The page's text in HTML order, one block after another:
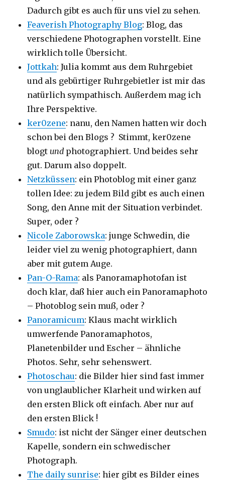
Dadurch gibt es auch für uns viel zu sehen.
Feaverish Photography Blog: Blog, das
verschiedene Photographen vorstellt. Eine
wirklich tolle Übersicht.
Jottkah: Julia kommt aus dem Ruhrgebiet
und als gebürtiger Ruhrgebietler ist mir das
natürlich sympathisch. Außerdem mag ich
Ihre Perspektive.
ker0zene: nanu, den Namen hatten wir doch
schon bei den Blogs ? Stimmt, ker0zene
blogt und photographiert. Und beides sehr
gut. Darum also doppelt.
Netzküssen: ein Photoblog mit einer ganz
tollen Idee: zu jedem Bild gibt es auch einen
Song, den Anne mit der Situation verbindet.
Super, oder ?
Nicole Zaborowska: junge Schwedin, die
leider viel zu wenig photographiert, dann
aber mit gutem Auge.
Pan-O-Rama: als Panoramaphotofan ist
doch klar, daß hier auch ein Panoramaphoto
– Photoblog sein muß, oder ?
Panoramicum: Klaus macht wirklich
umwerfende Panoramaphotos,
Planetenbilder und Escher – ähnliche
Photos. Sehr, sehr sehenswert.
Photoschau: die Bilder hier sind fast immer
von unglaublicher Klarheit und wirken auf
den ersten Blick oft einfach. Aber nur auf
den ersten Blick !
Smudo: ist nicht der Sänger einer deutschen
Kapelle, sondern ein schwedischer
Photograph.
The daily sunrise: hier gibt es Bilder eines